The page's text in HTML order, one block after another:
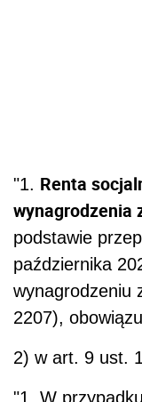
"1. Renta
wynagrodzenia
podstawie
października
wynagrodzeniu
2207),
2) w art. 9 ust.
"1. W